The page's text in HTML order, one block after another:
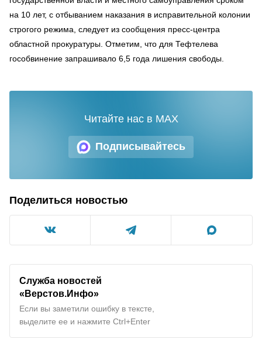
на 10 лет, с отбыванием наказания в исправительной колонии
строгого режима, следует из сообщения пресс-центра
областной прокуратуры. Отметим, что для Тефтелева
гособвинение запрашивало 6,5 года лишения свободы.
Подписывайтесь
Читайте нас в MAX
Поделиться новостью
Служба новостей
«Верстов.Инфо»
Если вы заметили ошибку в тексте,
выделите ее и нажмите Ctrl+Enter